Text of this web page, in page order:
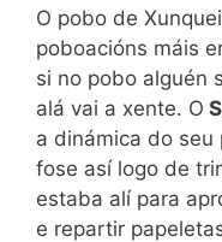
O pobo de
poboacións máis
si no pobo alguén
alá vai a xente. O
a dinámica do seu
fose así logo de
estaba alí para
e repartir